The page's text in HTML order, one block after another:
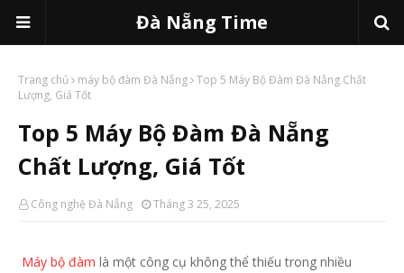
Đà Nẵng Time
Trang chủ máy bộ đàm Đà Nẵng Top 5 Máy Bộ Đàm Đà Nẵng Chất
Lượng, Giá Tốt
Top 5 Máy Bộ Đàm Đà Nẵng
Chất Lượng, Giá Tốt
Công nghệ Đà Nẵng Tháng 3 25, 2025
Máy bộ đàm là một công cụ không thể thiếu trong nhiều